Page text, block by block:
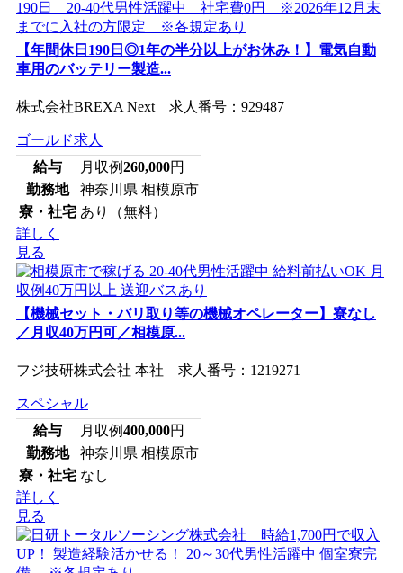
【年間休日190日◎1年の半分以上がお休み！】電気自動
車用のバッテリー製造...
株式会社BREXA Next 求人番号：929487
ゴールド求人
給与
月収例260,000円
勤務地
神奈川県 相模原市
寮・社宅 あり（無料）
詳しく
見る
【機械セット・バリ取り等の機械オペレーター】寮なし
／月収40万円可／相模原...
フジ技研株式会社 本社 求人番号：1219271
スペシャル
給与
月収例400,000円
勤務地
神奈川県 相模原市
寮・社宅 なし
詳しく
見る